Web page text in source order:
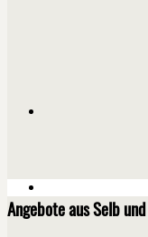
Angebote aus Selb